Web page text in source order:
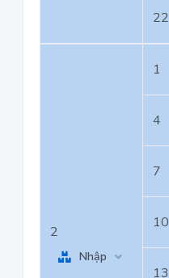
22
2
Nhập
1
4
7
10
13